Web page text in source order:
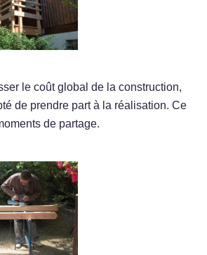
le coût global de la construction,
de prendre part à la réalisation. Ce
de partage.